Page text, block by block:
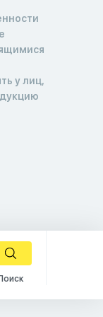
у лиц,